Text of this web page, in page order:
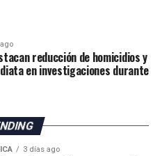
a las autoridades
las gestiones para
y reforzar el control
reducción de homicidios y
en investigaciones durante
3 días ago